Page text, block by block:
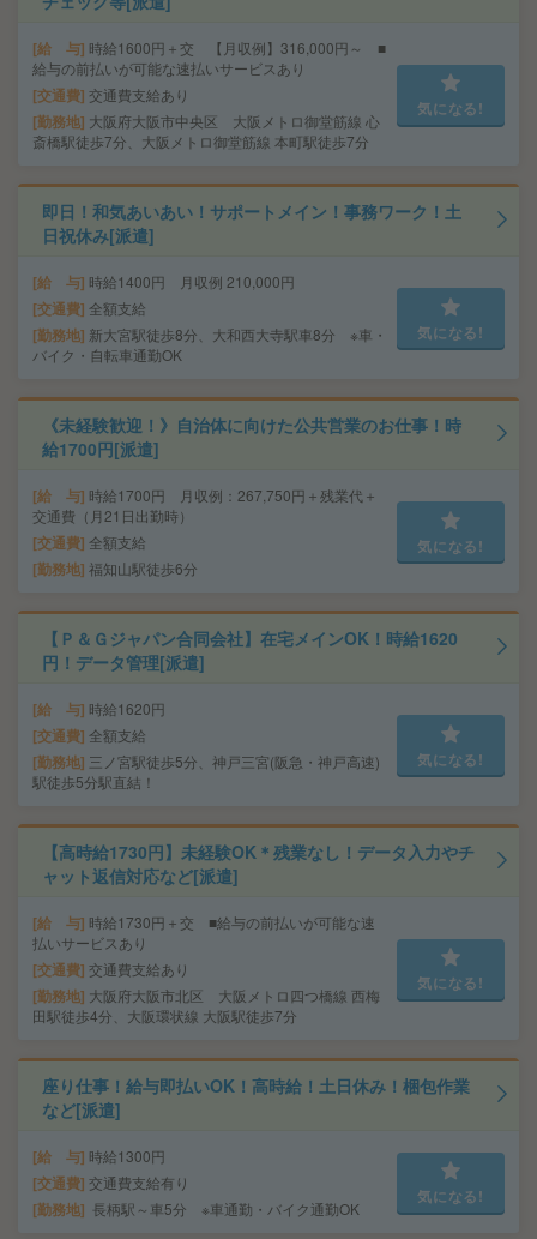
給 与 時給1600円＋交 【月収例】316,000円～ ■
給与の前払いが可能な速払いサービスあり
交通費 交通費支給あり
勤務地 大阪府大阪市中央区 大阪メトロ御堂筋線 心
斎橋駅徒歩7分、大阪メトロ御堂筋線 本町駅徒歩7分
気になる!
即日！和気あいあい！サポートメイン！事務ワーク！土
日祝休み[派遣]
給 与 時給1400円 月収例 210,000円
交通費 全額支給
勤務地 新大宮駅徒歩8分、大和西大寺駅車8分 ※車・
バイク・自転車通勤OK
気になる!
《未経験歓迎！》自治体に向けた公共営業のお仕事！時
給1700円[派遣]
給 与 時給1700円 月収例：267,750円＋残業代＋
交通費（月21日出勤時）
交通費 全額支給
勤務地 福知山駅徒歩6分
気になる!
【Ｐ＆Ｇジャパン合同会社】在宅メインOK！時給1620
円！データ管理[派遣]
給 与 時給1620円
交通費 全額支給
勤務地 三ノ宮駅徒歩5分、神戸三宮(阪急・神戸高速)
駅徒歩5分駅直結！
気になる!
【高時給1730円】未経験OK＊残業なし！データ入力やチ
ャット返信対応など[派遣]
給 与 時給1730円＋交 ■給与の前払いが可能な速
払いサービスあり
交通費 交通費支給あり
勤務地 大阪府大阪市北区 大阪メトロ四つ橋線 西梅
田駅徒歩4分、大阪環状線 大阪駅徒歩7分
気になる!
座り仕事！給与即払いOK！高時給！土日休み！梱包作業
など[派遣]
給 与 時給1300円
交通費 交通費支給有り
勤務地 長柄駅～車5分 ※車通勤・バイク通勤OK
気になる!